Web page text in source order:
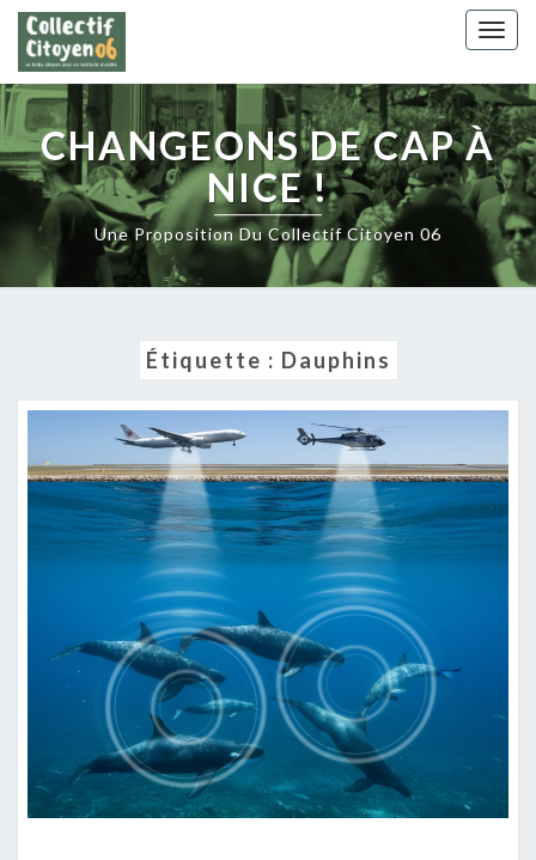
Skip
content
CHANGEONS DE CAP À
NICE !
Une Proposition Du Collectif Citoyen 06
Étiquette : Dauphins